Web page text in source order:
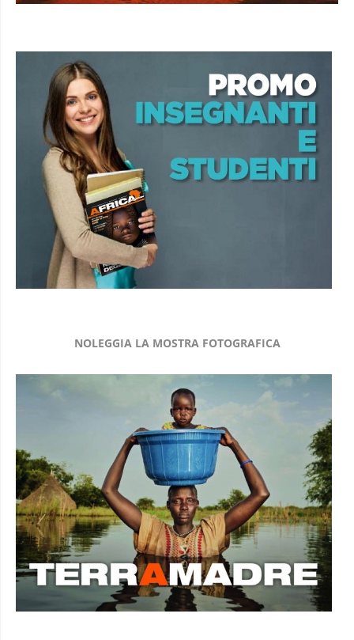
NOLEGGIA LA MOSTRA FOTOGRAFICA